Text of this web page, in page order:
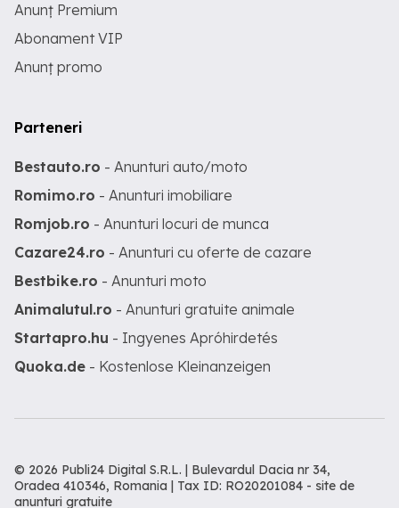
Anunț Premium
Abonament VIP
Anunț promo
Parteneri
Bestauto.ro - Anunturi auto/moto
Romimo.ro - Anunturi imobiliare
Romjob.ro - Anunturi locuri de munca
Cazare24.ro - Anunturi cu oferte de cazare
Bestbike.ro - Anunturi moto
Animalutul.ro - Anunturi gratuite animale
Startapro.hu - Ingyenes Apróhirdetés
Quoka.de - Kostenlose Kleinanzeigen
© 2026 Publi24 Digital S.R.L. | Bulevardul Dacia nr 34,
Oradea 410346, Romania | Tax ID: RO20201084 - site de
anunturi gratuite